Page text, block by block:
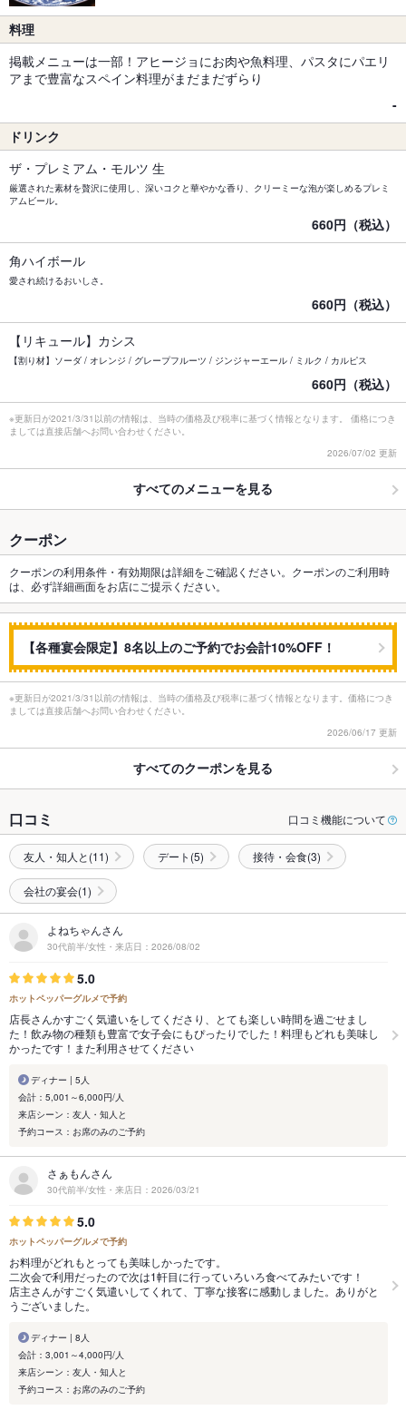
料理
掲載メニューは一部！アヒージョにお肉や魚料理、パスタにパエリ
アまで豊富なスペイン料理がまだまだずらり
-
ドリンク
ザ・プレミアム・モルツ 生
厳選された素材を贅沢に使用し、深いコクと華やかな香り、クリーミーな泡が楽しめるプレミ
アムビール。
660円（税込）
角ハイボール
愛され続けるおいしさ。
660円（税込）
【リキュール】カシス
【割り材】ソーダ / オレンジ / グレープフルーツ / ジンジャーエール / ミルク / カルピス
660円（税込）
※更新日が2021/3/31以前の情報は、当時の価格及び税率に基づく情報となります。 価格につき
ましては直接店舗へお問い合わせください。
2026/07/02 更新
すべてのメニューを見る
クーポン
クーポンの利用条件・有効期限は詳細をご確認ください。クーポンのご利用時
は、必ず詳細画面をお店にご提示ください。
【各種宴会限定】8名以上のご予約でお会計10%OFF！
※更新日が2021/3/31以前の情報は、当時の価格及び税率に基づく情報となります。価格につき
ましては直接店舗へお問い合わせください。
2026/06/17 更新
すべてのクーポンを見る
口コミ 口コミ機能について
友人・知人と(11) デート(5) 接待・会食(3)
会社の宴会(1)
よねちゃんさん
30代前半/女性・来店日：2026/08/02
5.0
ホットペッパーグルメで予約
店長さんかすごく気遣いをしてくださり、とても楽しい時間を過ごせまし
た！飲み物の種類も豊富で女子会にもぴったりでした！料理もどれも美味し
かったです！また利用させてください
ディナー | 5人
会計：5,001～6,000円/人
来店シーン：友人・知人と
予約コース：お席のみのご予約
さぁもんさん
30代前半/女性・来店日：2026/03/21
5.0
ホットペッパーグルメで予約
お料理がどれもとっても美味しかったです。
二次会で利用だったので次は1軒目に行っていろいろ食べてみたいです！
店主さんがすごく気遣いしてくれて、丁寧な接客に感動しました。ありがと
うございました。
ディナー | 8人
会計：3,001～4,000円/人
来店シーン：友人・知人と
予約コース：お席のみのご予約